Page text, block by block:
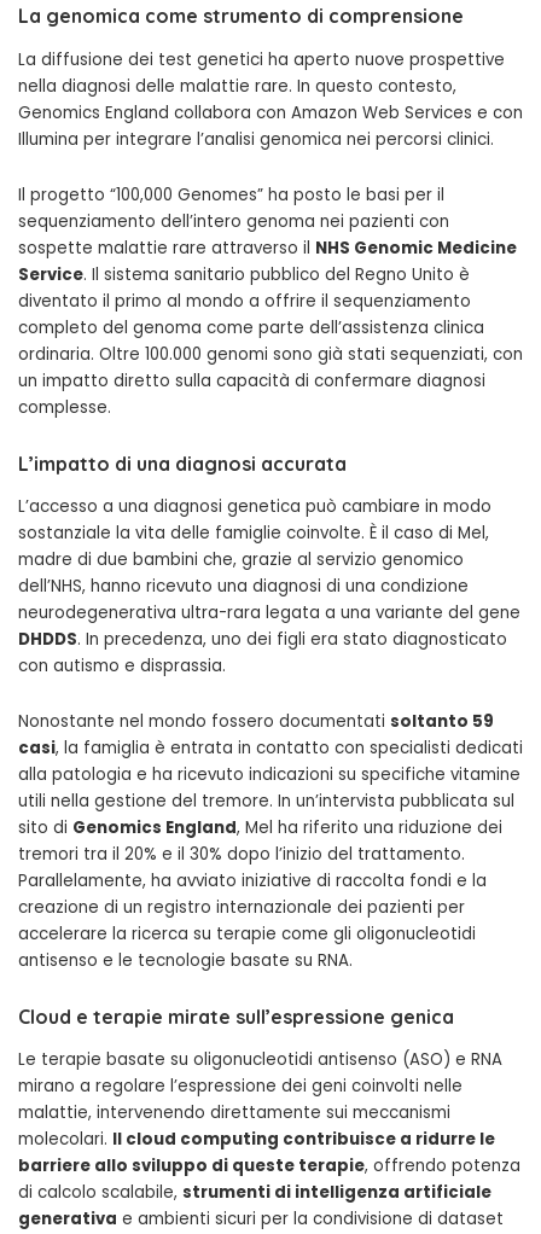
La genomica come strumento di comprensione
La diffusione dei test genetici ha aperto nuove prospettive
nella diagnosi delle malattie rare. In questo contesto,
Genomics England collabora con Amazon Web Services e con
Illumina per integrare l’analisi genomica nei percorsi clinici.
Il progetto “100,000 Genomes” ha posto le basi per il
sequenziamento dell’intero genoma nei pazienti con
sospette malattie rare attraverso il NHS Genomic Medicine
Service. Il sistema sanitario pubblico del Regno Unito è
diventato il primo al mondo a offrire il sequenziamento
completo del genoma come parte dell’assistenza clinica
ordinaria. Oltre 100.000 genomi sono già stati sequenziati, con
un impatto diretto sulla capacità di confermare diagnosi
complesse.
L’impatto di una diagnosi accurata
L’accesso a una diagnosi genetica può cambiare in modo
sostanziale la vita delle famiglie coinvolte. È il caso di Mel,
madre di due bambini che, grazie al servizio genomico
dell’NHS, hanno ricevuto una diagnosi di una condizione
neurodegenerativa ultra-rara legata a una variante del gene
DHDDS. In precedenza, uno dei figli era stato diagnosticato
con autismo e disprassia.
Nonostante nel mondo fossero documentati soltanto 59
casi, la famiglia è entrata in contatto con specialisti dedicati
alla patologia e ha ricevuto indicazioni su specifiche vitamine
utili nella gestione del tremore. In un’intervista pubblicata sul
sito di Genomics England, Mel ha riferito una riduzione dei
tremori tra il 20% e il 30% dopo l’inizio del trattamento.
Parallelamente, ha avviato iniziative di raccolta fondi e la
creazione di un registro internazionale dei pazienti per
accelerare la ricerca su terapie come gli oligonucleotidi
antisenso e le tecnologie basate su RNA.
Cloud e terapie mirate sull’espressione genica
Le terapie basate su oligonucleotidi antisenso (ASO) e RNA
mirano a regolare l’espressione dei geni coinvolti nelle
malattie, intervenendo direttamente sui meccanismi
molecolari. Il cloud computing contribuisce a ridurre le
barriere allo sviluppo di queste terapie, offrendo potenza
di calcolo scalabile, strumenti di intelligenza artificiale
generativa e ambienti sicuri per la condivisione di dataset